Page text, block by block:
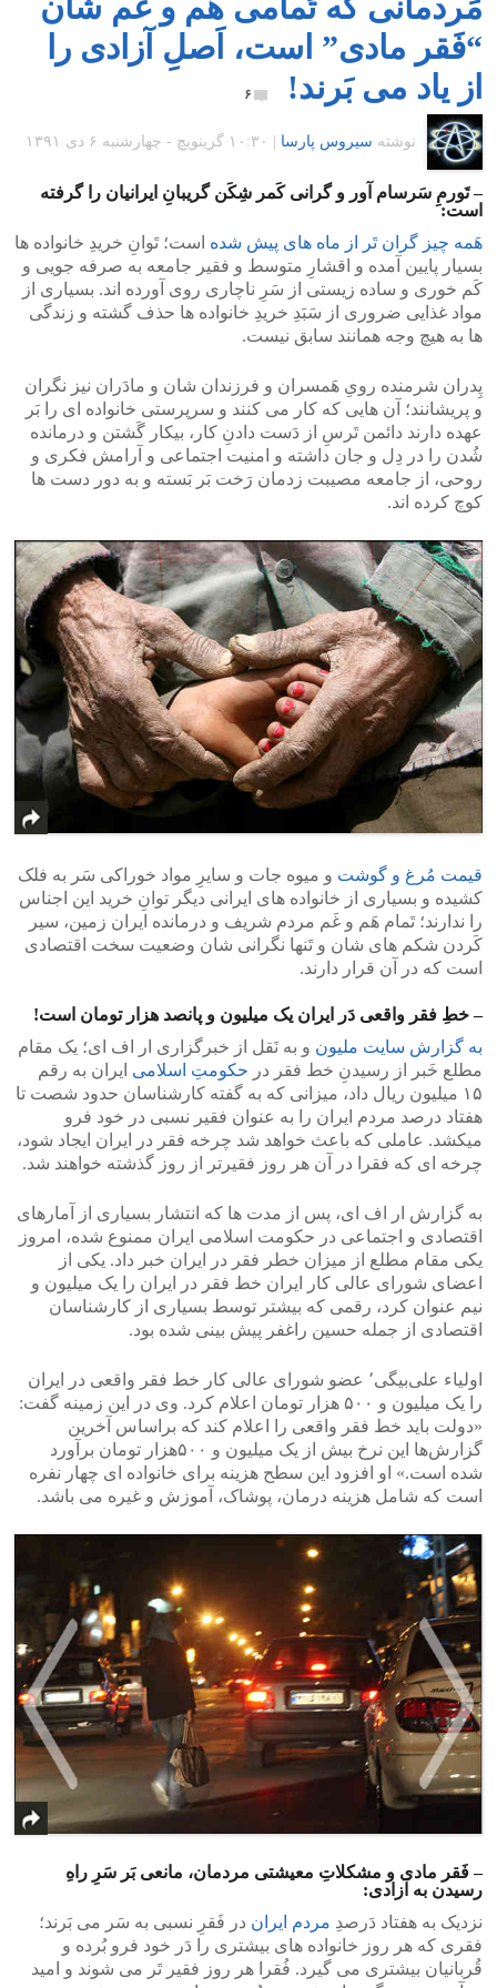
“فَقر مادی” است، اَصلِ آزادی را
از یاد می بَرند!
۶
نوشته سیروس پارسا ۱۰:۳۰ گرينويچ - چهارشنبه ۶ دی ۱۳۹۱
– تَورمِ سَرسام آور و گرانی کَمر شِکَن گریبانِ ایرانیان را گرفته
است:
هَمه چیز گران تَر از ماه های پیش شده است؛ تَوانِ خریدِ خانواده ها
بسیار پایین آمده و اقشارِ متوسط و فقیر جامعه به صرفه جویی و
کَم خوری و ساده زیستی از سَرِ ناچاری روی آورده اند. بسیاری از
مواد غذایی ضروری از سَبَدِ خریدِ خانواده ها حذف گشته و زندگی
ها به هیچ وجه همانند سابق نیست.
پِدران شرمنده رویِ هَمسران و فرزندان شان و مادَران نیز نگران
و پریشانند؛ آن هایی که کار می کنند و سرپرستی خانواده ای را بَر
عهده دارند دائمن تَرسِ از دَست دادنِ کار، بیکار گَشتن و درمانده
شُدن را در دِل و جان داشته و امنیت اجتماعی و آرامش فکری و
روحی، از جامعه مصیبت زدمان رَخت بَر بَسته و به دور دست ها
کوچ کرده اند.
قیمت مُرغ و گوشت و میوه جات و سایرِ مواد خوراکی سَر به فلک
کشیده و بسیاری از خانواده های ایرانی دیگر توانِ خرید این اجناس
را ندارند؛ تَمام هَم و غَم مردم شریف و درمانده ایران زمین، سیر
کَردن شکم های شان و تَنها نگرانی شان وضعیت سخت اقتصادی
است که در آن قرار دارند.
– خطِ فقر واقعی دَر ایران یک میلیون و پانصد هزار تومان است!
به گزارش سایت ملیون و به نَقل از خبرگزاری ار اف ای؛ یک مقام
مطلع خَبر از رسیدنِ خط فقر در حکومتِ اسلامی ایران به رقم
۱۵ میلیون ریال داد، میزانی که به گفته کارشناسان حدود شصت تا
هفتاد درصد مردم ایران را به عنوان فقیر نسبی در خود فرو
میکشد. عاملی که باعث خواهد شد چرخه فقر در ایران ایجاد شود،
چرخه ای که فقرا در آن هر روز فقیرتر از روز گذشته خواهند شد.
به گزارش ار اف ای، پس از مدت ها که انتشار بسیاری از آمارهای
اقتصادی و اجتماعی در حکومت اسلامی ایران ممنوع شده، امروز
یکی مقام مطلع از میزان خطر فقر در ایران خبر داد. یکی از
اعضای شورای عالی کار ایران خط فقر در ایران را یک میلیون و
نیم عنوان کرد، رقمی که بیشتر توسط بسیاری از کارشناسان
اقتصادی از جمله حسین راغفر پیش بینی شده بود.
اولیاء علی‌بیگی٬ عضو شورای عالی کار خط فقر واقعی در ایران
را یک میلیون و ۵۰۰ هزار تومان اعلام کرد. وی در این زمینه گفت:
«دولت باید خط فقر واقعی را اعلام کند که براساس آخرین
گزارش‌ها این نرخ بیش از یک میلیون و ۵۰۰هزار تومان برآورد
شده است.» او افزود این سطح هزینه برای خانواده‌ ای چهار نفره
است که شامل هزینه‌ درمان، پوشاک، آموزش و غیره می باشد.
– فَقر مادی و مشکلاتِ معیشتی مردمان، مانعی بَر سَرِ راهِ
رسیدن به آزادی:
نزدیک به هفتاد دَرصدِ مردم ایران در فَقرِ نسبی به سَر می بَرند؛
فقری که هر روز خانواده های بیشتری را دَر خود فرو بُرده و
قُربانیان بیشتری می گیرد. فُقرا هر روز فقیر تَر می شوند و امید
<
>